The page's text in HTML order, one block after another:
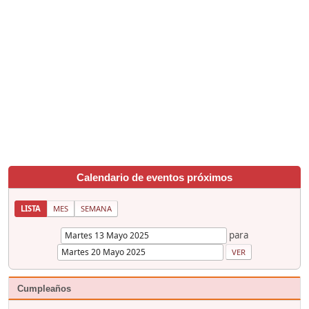
Calendario de eventos próximos
LISTA MES SEMANA
para
Cumpleaños